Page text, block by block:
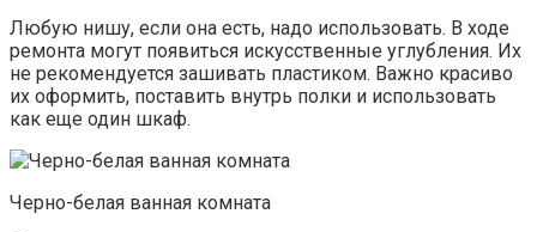
Любую нишу, если она есть, надо использовать. В ходе
ремонта могут появиться искусственные углубления. Их
не рекомендуется зашивать пластиком. Важно красиво
их оформить, поставить внутрь полки и использовать
как еще один шкаф.
Черно-белая ванная комната